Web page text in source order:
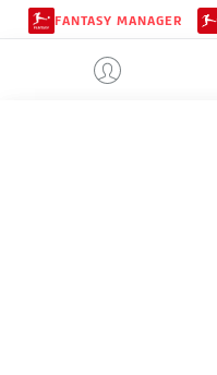
FANTASY MANAGER